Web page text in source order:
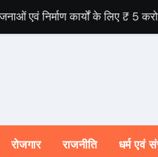
एवं निर्माण कार्यों के लिए ₹ 5
ने लिया तत्काल संज्ञान
तरह प्रतिबद्ध, योजनाओं का लाभ
₹2,830.07 लाख की विकास
के समयबद्ध एवं गुणवत्तापूर्ण
रोजगार राजनीति धर्म एवं